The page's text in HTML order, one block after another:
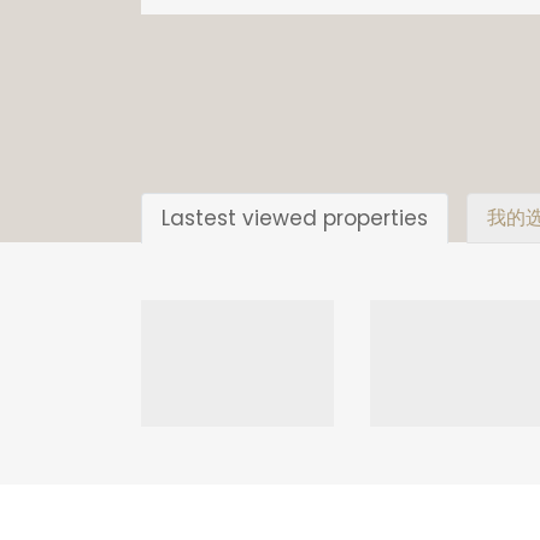
Lastest viewed properties 我的